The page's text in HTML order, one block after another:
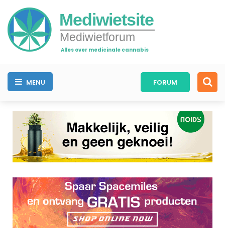
Mediwietsite
Mediwietforum
Alles over medicinale cannabis
MENU FORUM